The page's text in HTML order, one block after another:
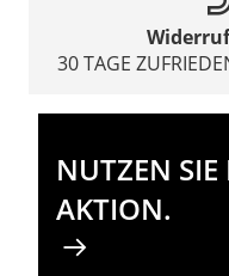
30 TAGE
NUTZEN SIE
AKTION.